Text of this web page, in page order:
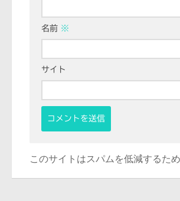
名前 ※
サイト
このサイトはスパムを低減するた